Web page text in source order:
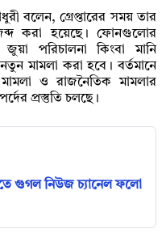
বলেন, গ্রেপ্তারের সময় তার
করা হয়েছে। ফোনগুলোর
পরিচালনা কিংবা মানি
মামলা করা হবে। বর্তমানে
ও রাজনৈতিক মামলার
প্রস্তুতি চলছে।
গুগল নিউজ চ্যানেল ফলো